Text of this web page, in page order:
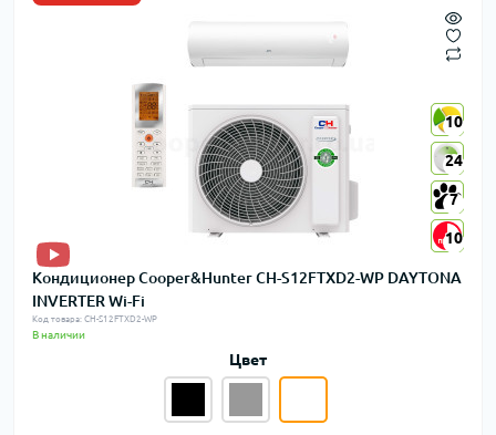
10
24
7
10
10
24
7
10
Кондиционер Cooper&Hunter CH-S12FTXD2-WP DAYTONA
INVERTER Wi-Fi
Код товара: CH-S12FTXD2-WP
В наличии
Цвет